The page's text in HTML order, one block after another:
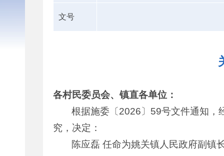
文号
各村民委员会、镇直各单位：
根据施委〔2026〕59号文件通知，
究，决定：
陈应磊 任命为姚关镇人民政府副镇